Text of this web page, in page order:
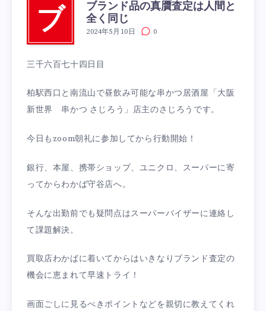
ブ
ブランド品の真贋査定は人間と
全く同じ
2024年5月10日 0
三千六百七十四日目
柏駅西口と南流山で昼飲み可能な串かつ居酒屋「大阪
新世界 串かつ さじろう」店主のさじろうです。
今日もzoom朝礼に参加してから行動開始！
銀行、本屋、携帯ショップ、ユニクロ、スーパーに寄
ってからわかば守谷店へ。
そんな出勤前でも疑問点はスーパーバイザーに連絡し
て課題解決。
買取店わかばに着いてからはいきなりブランド査定の
機会に恵まれて早速トライ！
画面ごしに見るべきポイントなどを親切に教えてくれ